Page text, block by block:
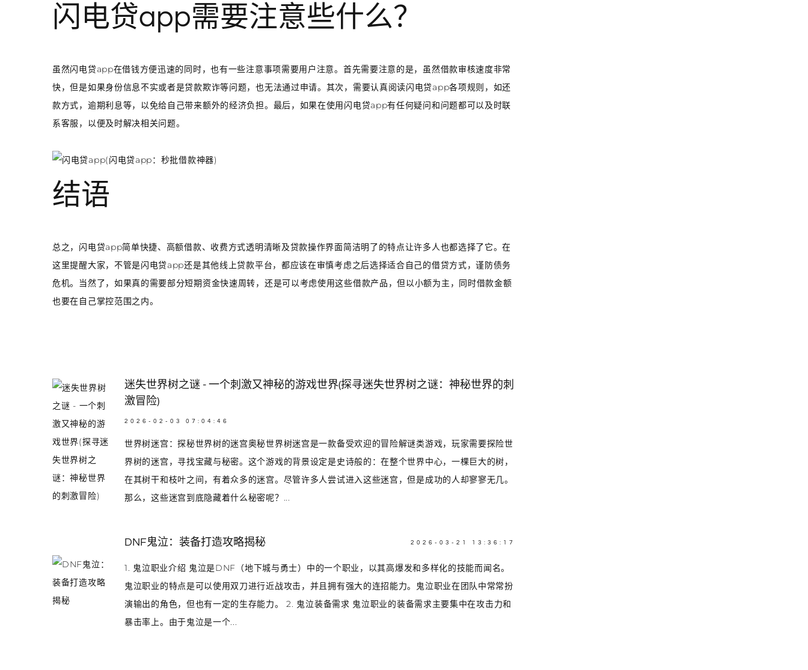
闪电贷app需要注意些什么？
虽然闪电贷app在借钱方便迅速的同时，也有一些注意事项需要用户注意。首先需要注意的是，虽然借款审核速度非常
快，但是如果身份信息不实或者是贷款欺诈等问题，也无法通过申请。其次，需要认真阅读闪电贷app各项规则，如还
款方式，逾期利息等，以免给自己带来额外的经济负担。最后，如果在使用闪电贷app有任何疑问和问题都可以及时联
系客服，以便及时解决相关问题。
结语
总之，闪电贷app简单快捷、高额借款、收费方式透明清晰及贷款操作界面简洁明了的特点让许多人也都选择了它。在
这里提醒大家，不管是闪电贷app还是其他线上贷款平台，都应该在审慎考虑之后选择适合自己的借贷方式，谨防债务
危机。当然了，如果真的需要部分短期资金快速周转，还是可以考虑使用这些借款产品，但以小额为主，同时借款金额
也要在自己掌控范围之内。
迷失世界树之谜 - 一个刺激又神秘的游戏世界(探寻迷失世界树之谜：神秘世界的刺
激冒险)
2026-02-03 07:04:46
世界树迷宫：探秘世界树的迷宫奥秘世界树迷宫是一款备受欢迎的冒险解谜类游戏，玩家需要探险世
界树的迷宫，寻找宝藏与秘密。这个游戏的背景设定是史诗般的：在整个世界中心，一棵巨大的树，
在其树干和枝叶之间，有着众多的迷宫。尽管许多人尝试进入这些迷宫，但是成功的人却寥寥无几。
那么，这些迷宫到底隐藏着什么秘密呢？...
DNF鬼泣：装备打造攻略揭秘 2026-03-21 13:36:17
1. 鬼泣职业介绍 鬼泣是DNF（地下城与勇士）中的一个职业，以其高爆发和多样化的技能而闻名。
鬼泣职业的特点是可以使用双刀进行近战攻击，并且拥有强大的连招能力。鬼泣职业在团队中常常扮
演输出的角色，但也有一定的生存能力。 2. 鬼泣装备需求 鬼泣职业的装备需求主要集中在攻击力和
暴击率上。由于鬼泣是一个...